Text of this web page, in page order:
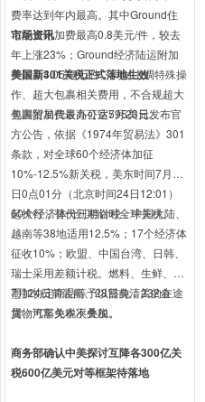
费率达到年内最高。其中Ground住
宅配送附加费最高0.8美元/件，较去
年上涨23%；Ground经济陆运附加
费最高4.05美元/件。同时上调特殊操
作、超大包裹相关费用，不合规超大
包裹附加费最高可达595美元。
市场资讯
美国新301关税正式落地生效
美国贸易代表办公室7月23日发布官
方公告，依据《1974年贸易法》301
条款，对全球60个经济体加征
10%-12.5%新关税，美东时间7月24
日0点01分（北京时间24日12:01）
起执行，替代到期临时全球关税。
60个经济体分三档计税，中国大陆、
越南等38地适用12.5%；17个经济体
征收10%；欧盟、中国台湾、日韩、
瑞士采用差额计税。燃料、生鲜、美
墨加协定商品等予以豁免，232金
属、汽车关税不叠加。
7月24日前装船、28日前清关的在途
货物可豁免本次关税。
商务部确认中美探讨互降各300亿关
税600亿美元对等框架待落地